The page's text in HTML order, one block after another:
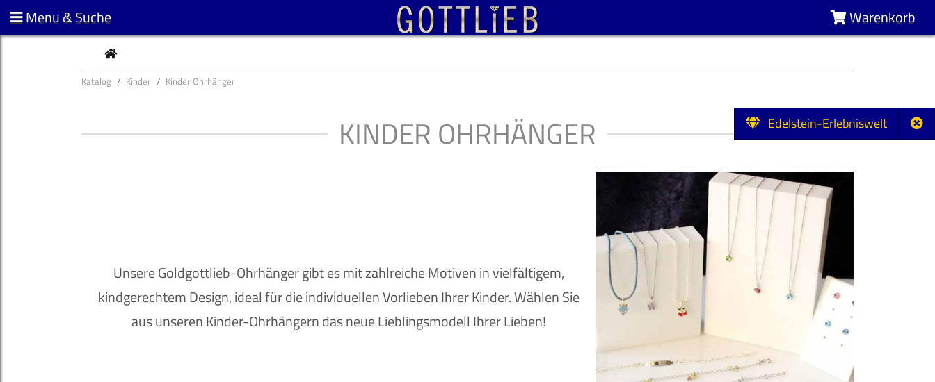
Edelstein-Erlebniswelt
Menu & Suche Warenkorb
CURRENT
Katalog Kinder Kinder Ohrhänger
KINDER OHRHÄNGER
Unsere Goldgottlieb-Ohrhänger gibt es mit zahlreiche Motiven in vielfältigem,
kindgerechtem Design, ideal für die individuellen Vorlieben Ihrer Kinder. Wählen Sie
aus unseren Kinder-Ohrhängern das neue Lieblingsmodell Ihrer Lieben!